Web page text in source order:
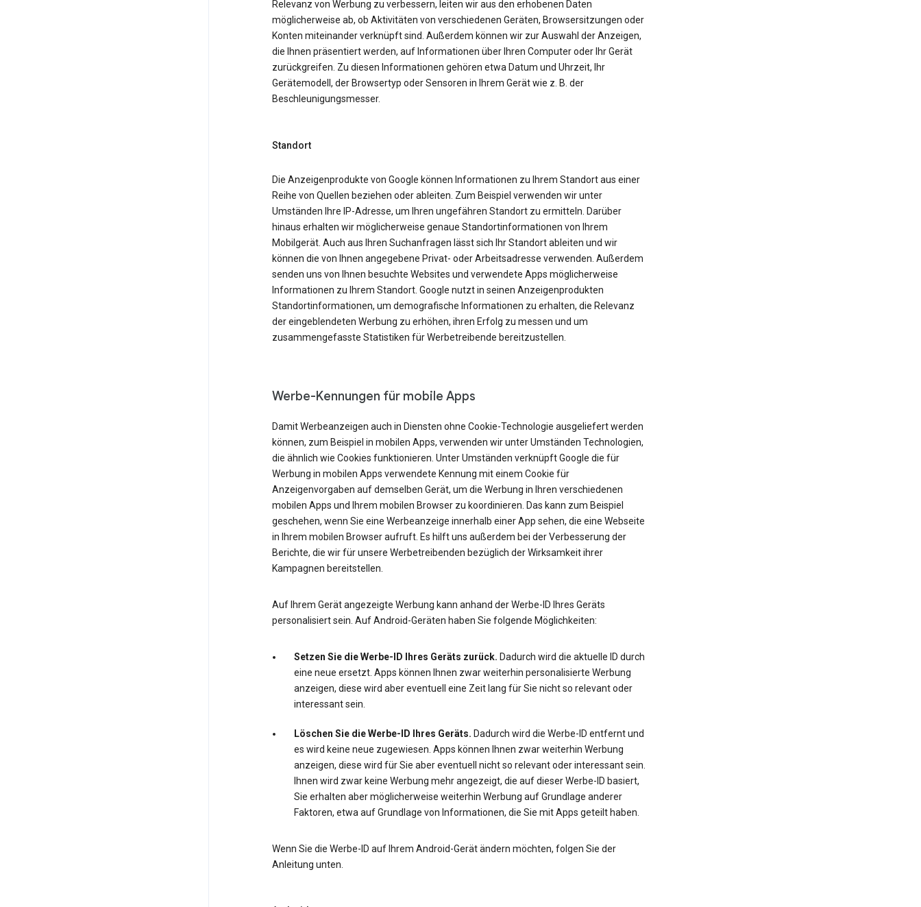
Relevanz von Werbung zu verbessern, leiten wir aus den erhobenen Daten
möglicherweise ab, ob Aktivitäten von verschiedenen Geräten, Browsersitzungen oder
Konten miteinander verknüpft sind. Außerdem können wir zur Auswahl der Anzeigen,
die Ihnen präsentiert werden, auf Informationen über Ihren Computer oder Ihr Gerät
zurückgreifen. Zu diesen Informationen gehören etwa Datum und Uhrzeit, Ihr
Gerätemodell, der Browsertyp oder Sensoren in Ihrem Gerät wie z. B. der
Beschleunigungsmesser.
Standort
Die Anzeigenprodukte von Google können Informationen zu Ihrem Standort aus einer
Reihe von Quellen beziehen oder ableiten. Zum Beispiel verwenden wir unter
Umständen Ihre IP-Adresse, um Ihren ungefähren Standort zu ermitteln. Darüber
hinaus erhalten wir möglicherweise genaue Standortinformationen von Ihrem
Mobilgerät. Auch aus Ihren Suchanfragen lässt sich Ihr Standort ableiten und wir
können die von Ihnen angegebene Privat- oder Arbeitsadresse verwenden. Außerdem
senden uns von Ihnen besuchte Websites und verwendete Apps möglicherweise
Informationen zu Ihrem Standort. Google nutzt in seinen Anzeigenprodukten
Standortinformationen, um demografische Informationen zu erhalten, die Relevanz
der eingeblendeten Werbung zu erhöhen, ihren Erfolg zu messen und um
zusammengefasste Statistiken für Werbetreibende bereitzustellen.
Werbe-Kennungen für mobile Apps
Damit Werbeanzeigen auch in Diensten ohne Cookie-Technologie ausgeliefert werden
können, zum Beispiel in mobilen Apps, verwenden wir unter Umständen Technologien,
die ähnlich wie Cookies funktionieren. Unter Umständen verknüpft Google die für
Werbung in mobilen Apps verwendete Kennung mit einem Cookie für
Anzeigenvorgaben auf demselben Gerät, um die Werbung in Ihren verschiedenen
mobilen Apps und Ihrem mobilen Browser zu koordinieren. Das kann zum Beispiel
geschehen, wenn Sie eine Werbeanzeige innerhalb einer App sehen, die eine Webseite
in Ihrem mobilen Browser aufruft. Es hilft uns außerdem bei der Verbesserung der
Berichte, die wir für unsere Werbetreibenden bezüglich der Wirksamkeit ihrer
Kampagnen bereitstellen.
Auf Ihrem Gerät angezeigte Werbung kann anhand der Werbe-ID Ihres Geräts
personalisiert sein. Auf Android-Geräten haben Sie folgende Möglichkeiten:
Setzen Sie die Werbe-ID Ihres Geräts zurück. Dadurch wird die aktuelle ID durch
eine neue ersetzt. Apps können Ihnen zwar weiterhin personalisierte Werbung
anzeigen, diese wird aber eventuell eine Zeit lang für Sie nicht so relevant oder
interessant sein.
Löschen Sie die Werbe-ID Ihres Geräts. Dadurch wird die Werbe-ID entfernt und
es wird keine neue zugewiesen. Apps können Ihnen zwar weiterhin Werbung
anzeigen, diese wird für Sie aber eventuell nicht so relevant oder interessant sein.
Ihnen wird zwar keine Werbung mehr angezeigt, die auf dieser Werbe-ID basiert,
Sie erhalten aber möglicherweise weiterhin Werbung auf Grundlage anderer
Faktoren, etwa auf Grundlage von Informationen, die Sie mit Apps geteilt haben.
Wenn Sie die Werbe-ID auf Ihrem Android-Gerät ändern möchten, folgen Sie der
Anleitung unten.